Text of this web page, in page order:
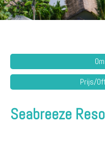
Prijs/
Seabreeze